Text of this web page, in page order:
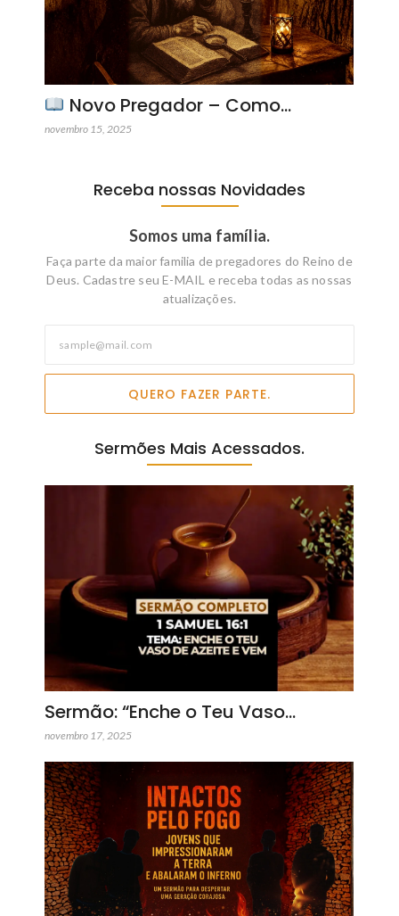
Novo Pregador – Como…
novembro 15, 2025
Receba nossas Novidades
Somos uma família.
Faça parte da maior familia de pregadores do Reino de
Deus. Cadastre seu E-MAIL e receba todas as nossas
atualizações.
QUERO FAZER PARTE.
Sermões Mais Acessados.
Sermão: “Enche o Teu Vaso…
novembro 17, 2025